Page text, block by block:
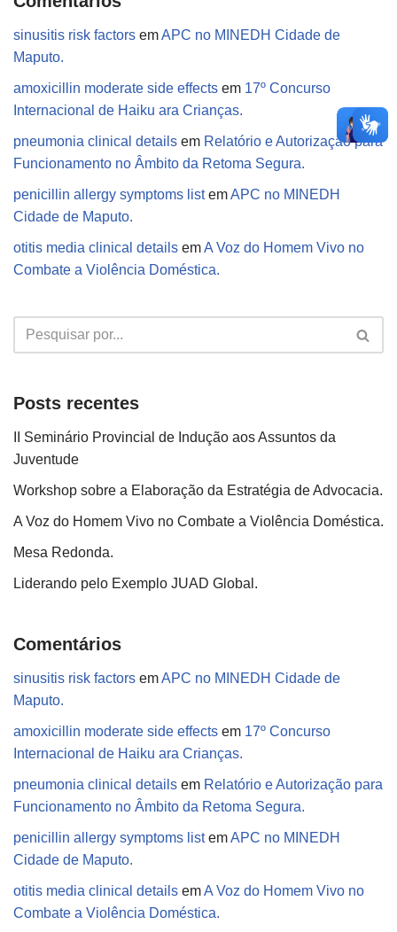
sinusitis risk factors emAPC no MINEDH Cidade de
Maputo.
amoxicillin moderate side effects em 17º Concurso
Internacional de Haiku ara Crianças.
pneumonia clinical details em Relatório e Autorização para
Funcionamento no Âmbito da Retoma Segura.
penicillin allergy symptoms listemAPC no MINEDH
Cidade de Maputo.
otitis media clinical details emA Voz do Homem Vivo no
Combate a Violência Doméstica.
Posts recentes
II Seminário Provincial de Indução aos Assuntos da
Juventude
Workshop sobre a Elaboração da Estratégia de Advocacia.
A Voz do Homem Vivo no Combate a Violência Doméstica.
Mesa Redonda.
Liderando pelo Exemplo JUAD Global.
Comentários
sinusitis risk factors emAPC no MINEDH Cidade de
Maputo.
amoxicillin moderate side effects em 17º Concurso
Internacional de Haiku ara Crianças.
pneumonia clinical details em Relatório e Autorização para
Funcionamento no Âmbito da Retoma Segura.
penicillin allergy symptoms listemAPC no MINEDH
Cidade de Maputo.
otitis media clinical details emA Voz do Homem Vivo no
Combate a Violência Doméstica.